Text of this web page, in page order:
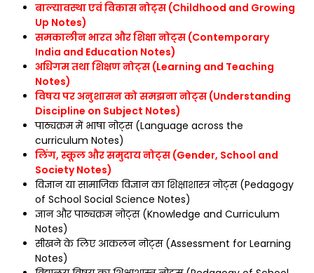
बाल्यावस्था एवं विकास नोट्स (Childhood and Growing
Up Notes)
समकालीन भारत और शिक्षा नोट्स (Contemporary
India and Education Notes)
अधिगम तथा शिक्षण नोट्स (Learning and Teaching
Notes)
विषय पर अनुशासन को समझना नोट्स (Understanding
Discipline on Subject Notes)
पाठ्यक्रम में भाषा नोट्स (Language across the
curriculum Notes)
लिंग, स्कूल और समुदाय नोट्स (Gender, School and
Society Notes)
विज्ञान या सामाजिक विज्ञान का शिक्षाशास्त्र नोट्स (Pedagogy
of School Social Science Notes)
ज्ञान और पाठ्यक्रम नोट्स (Knowledge and Curriculum
Notes)
सीखने के लिए आकलन नोट्स (Assessment for Learning
Notes)